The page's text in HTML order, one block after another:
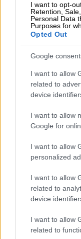
I want to opt-
Retention,
Personal Data
Purposes for
Opted Out
Google
I want to allow
related to
device
I want to allow
Google for
I want to allow
personalized
I want to allow
related to
device
I want to allow
related to
Για το
οικονομικό
Οκτωβρίου
Σεπτεμβρίου
περικοπέςθα
Ο αρχικός
Διορισθείς
την
(DOGE), ο
υφήλιο
κράτους, περί